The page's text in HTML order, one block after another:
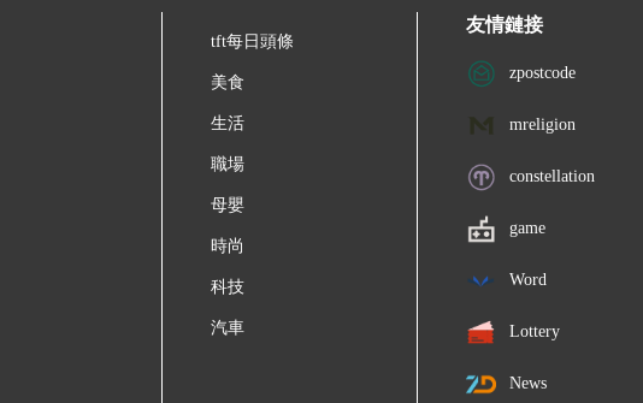
tft每日頭條
美食
生活
職場
母嬰
時尚
科技
汽車
友情鏈接
zpostcode
mreligion
constellation
game
Word
Lottery
News